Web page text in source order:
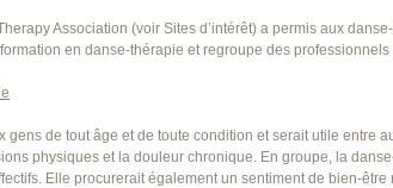
Association (voir Sites d’intérêt) a permis aux
en danse-thérapie et regroupe des
gens de tout âge et de toute condition et serait utile entre
physiques et la douleur chronique. En groupe, la
Elle procurerait également un sentiment de bien-